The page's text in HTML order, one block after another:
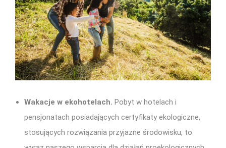
Wakacje w ekohotelach. Pobyt w hotelach i
pensjonatach posiadających certyfikaty ekologiczne,
stosujących rozwiązania przyjazne środowisku, to